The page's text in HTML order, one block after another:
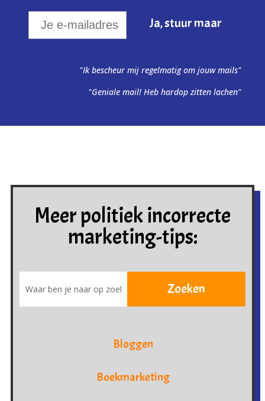
"Ik bescheur mij regelmatig om jouw mails"
"Geniale mail! Heb hardop zitten lachen"
Meer politiek incorrecte
marketing-tips:
Bloggen
Boekmarketing